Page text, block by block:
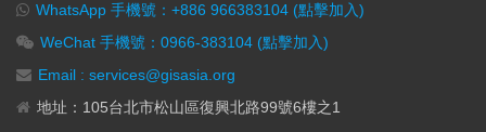
WhatsApp 手機號：+886 966383104 (點擊加入)
WeChat 手機號：0966-383104 (點擊加入)
Email : services@gisasia.org
地址：105台北市松山區復興北路99號6樓之1